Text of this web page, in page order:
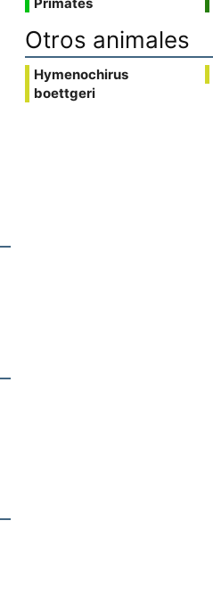
Otros animales
Hymenochirus
boettgeri